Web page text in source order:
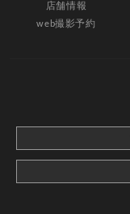
店舗情報
web撮影予約